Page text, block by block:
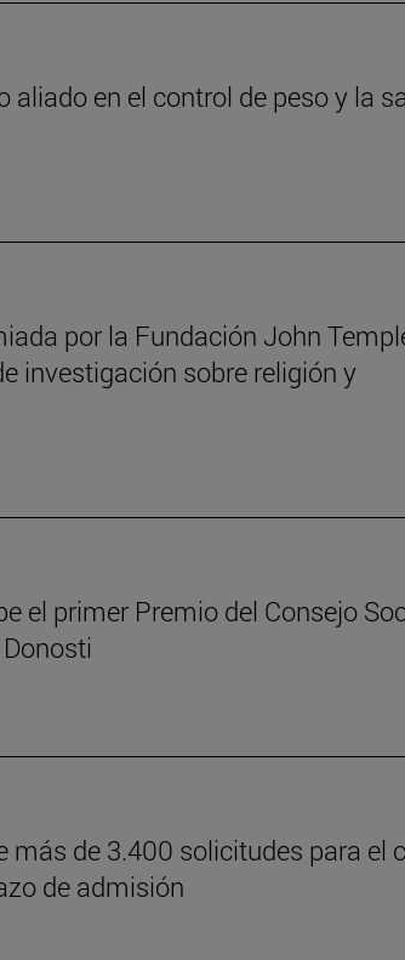
aliado en el control de peso y la
por la Fundación John
investigación sobre religión y
el primer Premio del Consejo
más de 3.400 solicitudes para el
de admisión